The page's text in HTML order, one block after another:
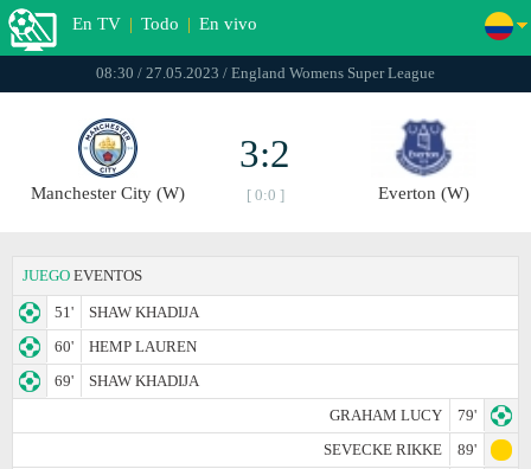
En TV | Todo | En vivo
08:30 / 27.05.2023 / England Womens Super League
Manchester City (W)
3:2
[ 0:0 ] Everton (W)
JUEGO EVENTOS
51'
SHAW KHADIJA
60'
HEMP LAUREN
69'
SHAW KHADIJA
GRAHAM LUCY
79'
SEVECKE RIKKE
89'